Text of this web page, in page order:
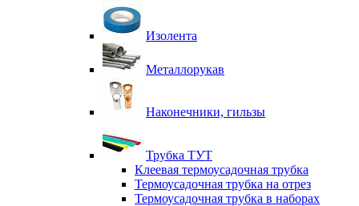
Изолента
Металлорукав
Наконечники, гильзы
Трубка ТУТ
Клеевая термоусадочная трубка
Термоусадочная трубка на отрез
Термоусадочная трубка в наборах